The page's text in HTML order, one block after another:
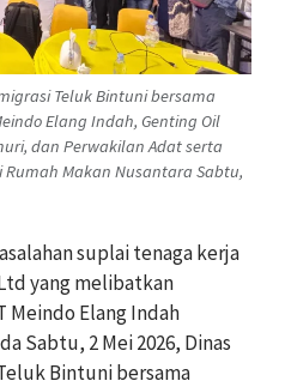
Teluk Bintuni bersama
Elang Indah, Genting Oil
dan Perwakilan Adat serta
Makan Nusantara Sabtu,
suplai tenaga kerja
yang melibatkan
Meindo Elang Indah
Sabtu, 2 Mei 2026, Dinas
Bintuni bersama